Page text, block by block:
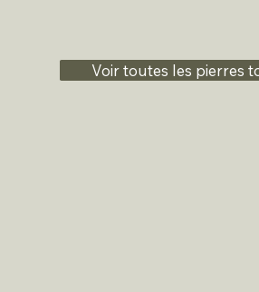
Voir toutes les pierres